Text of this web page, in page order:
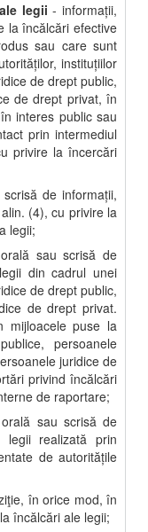
legii - informaţii,
la încălcări efective
sau care sunt
instituţiilor
de drept public,
de drept privat, în
interes public sau
prin intermediul
privire la încercări
de informaţii,
(4), cu privire la
legii;
sau scrisă de
din cadrul unei
de drept public,
de drept privat.
mijloacele puse la
persoanele
juridice de
privind încălcări
de raportare;
sau scrisă de
legii realizată prin
de autorităţile
în orice mod, în
încălcări ale legii;